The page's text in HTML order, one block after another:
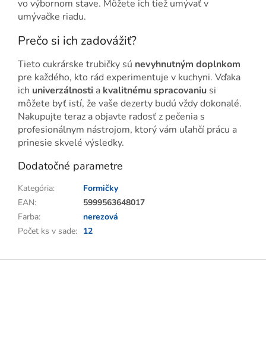
vo výbornom stave. Môžete ich tiež umývať v
umývačke riadu.
Prečo si ich zadovážiť?
Tieto cukrárske trubičky sú nevyhnutným doplnkom
pre každého, kto rád experimentuje v kuchyni. Vďaka
ich univerzálnosti a kvalitnému spracovaniu si
môžete byť istí, že vaše dezerty budú vždy dokonalé.
Nakupujte teraz a objavte radosť z pečenia s
profesionálnym nástrojom, ktorý vám uľahčí prácu a
prinesie skvelé výsledky.
Dodatočné parametre
Kategória:
Formičky
EAN:
5999563648017
Farba:
nerezová
Počet ks v sade: 12
Z